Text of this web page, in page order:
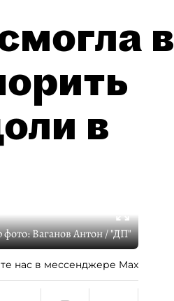
в
в
фото:Ваганов Антон / "ДП"
нас в мессенджере Max